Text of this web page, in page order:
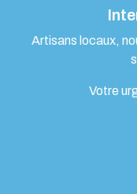
Artisans locaux,
Votre